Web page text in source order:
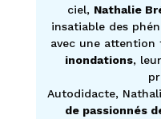
ciel, Nathalie
insatiable des
avec une
inondations,
Autodidacte,
de passionnés